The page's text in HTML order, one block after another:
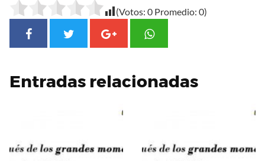
(Votos: 0 Promedio: 0)
Entradas relacionadas